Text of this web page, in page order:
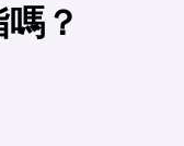
？